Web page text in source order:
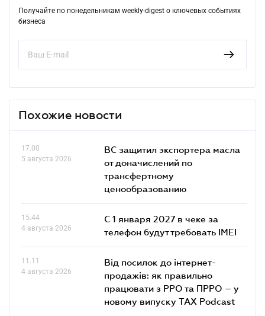
Получайте по понедельникам weekly-digest о ключевых событиях
бизнеса
Похожие новости
17.00
5 августа 2026
ВС защитил экспортера масла
от доначислений по
трансфертному
ценообразованию
15.44
4 августа 2026
С 1 января 2027 в чеке за
телефон будут требовать IMEI
11.11
4 августа 2026
Від посилок до інтернет-
продажів: як правильно
працювати з РРО та ПРРО – у
новому випуску TAX Podcast